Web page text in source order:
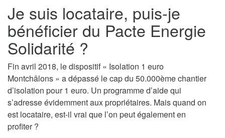
Je suis locataire, puis-je
bénéficier du Pacte Energie
Solidarité ?
Fin avril 2018, le dispositif « Isolation 1 euro
Montchâlons » a dépassé le cap du 50.000ème chantier
d’isolation pour 1 euro. Un programme d’aide qui
s’adresse évidemment aux propriétaires. Mais quand on
est locataire, est-il vrai que l’on peut également en
profiter ?